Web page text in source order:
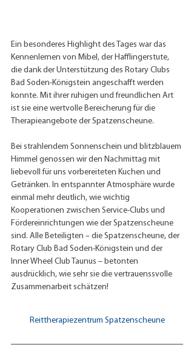
Ein besonderes Highlight des Tages war das
Kennenlernen von Mibel, der Hafflingerstute,
die dank der Unterstützung des Rotary Clubs
Bad Soden-Königstein angeschafft werden
konnte. Mit ihrer ruhigen und freundlichen Art
ist sie eine wertvolle Bereicherung für die
Therapieangebote der Spatzenscheune.
Bei strahlendem Sonnenschein und blitzblauem
Himmel genossen wir den Nachmittag mit
liebevoll für uns vorbereiteten Kuchen und
Getränken. In entspannter Atmosphäre wurde
einmal mehr deutlich, wie wichtig
Kooperationen zwischen Service-Clubs und
Fördereinrichtungen wie der Spatzenscheune
sind. Alle Beteiligten – die Spatzenscheune, der
Rotary Club Bad Soden-Königstein und der
Inner Wheel Club Taunus – betonten
ausdrücklich, wie sehr sie die vertrauenssvolle
Zusammenarbeit schätzen!
Reittherapiezentrum Spatzenscheune